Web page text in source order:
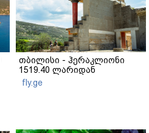
თბილისი - ჰერაკლიონი
1519.40 ლარიდან
fly.ge